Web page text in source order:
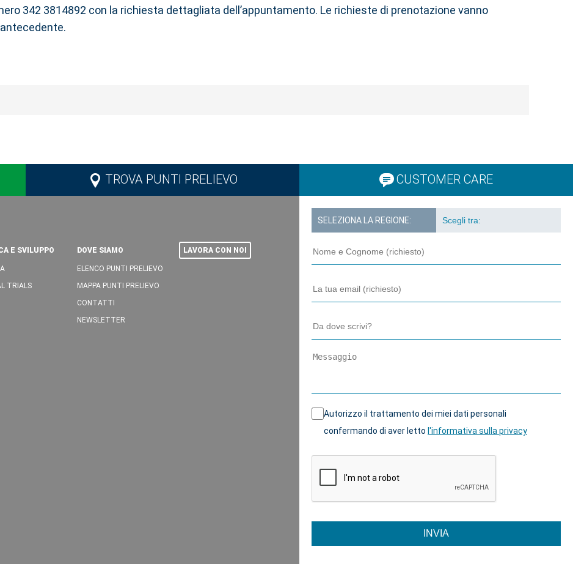
342 3814892 con la richiesta dettagliata dell’appuntamento. Le richieste di prenotazione vanno
TROVA PUNTI PRELIEVO CUSTOMER CARE
SELEZIONA LA REGIONE:
Autorizzo il trattamento dei miei dati personali
confermando di aver letto l'informativa sulla privacy
INVIA
E SVILUPPO
TRIALS
DOVE SIAMO
ELENCO PUNTI PRELIEVO
MAPPA PUNTI PRELIEVO
CONTATTI
NEWSLETTER
LAVORA CON NOI